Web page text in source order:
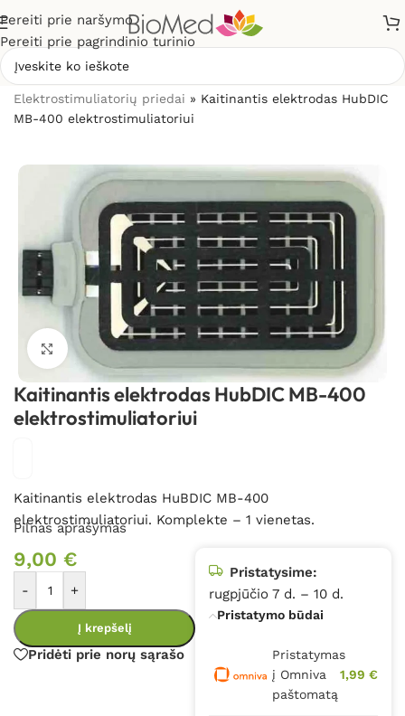
Pereiti prie naršymo
Pereiti prie pagrindinio turinio
Elektrostimuliatorių priedai » Kaitinantis elektrodas HubDIC
MB-400 elektrostimuliatoriui
Spustelėkite, kad padidintumėte
Kaitinantis elektrodas HubDIC MB-400
elektrostimuliatoriui
Kaitinantis elektrodas HuBDIC MB-400
elektrostimuliatoriui. Komplekte – 1 vienetas.
Pilnas aprašymas
9,00 €
- +
Į krepšelį
Pridėti prie norų sąrašo
Pristatysime:
rugpjūčio 7 d. – 10 d.
Pristatymo būdai
Pristatymas
į Omniva
paštomatą
1,99 €